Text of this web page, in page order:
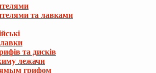
та лавками
та дисків
лежачи
грифом